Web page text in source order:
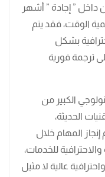
داخل ” إجادة ” أشهر
الوقت، فقد يتم
بشكل
ترجمة فورية
الكبير من
الحديثة،
إنجاز المهام خلال
للخدمات،
عالية لا مثيل